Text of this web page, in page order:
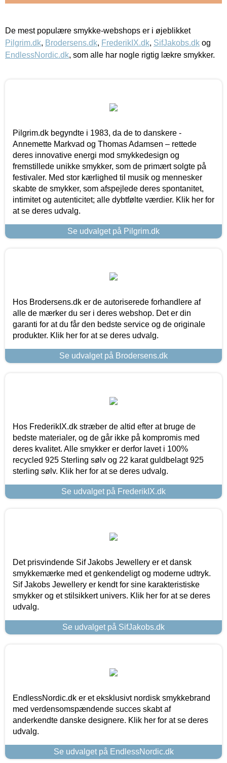
De mest populære smykke-webshops er i øjeblikket
Pilgrim.dk, Brodersens.dk, FrederikIX.dk, SifJakobs.dk og
EndlessNordic.dk, som alle har nogle rigtig lækre smykker.
Pilgrim.dk begyndte i 1983, da de to danskere -
Annemette Markvad og Thomas Adamsen – rettede
deres innovative energi mod smykkedesign og
fremstillede unikke smykker, som de primært solgte på
festivaler. Med stor kærlighed til musik og mennesker
skabte de smykker, som afspejlede deres spontanitet,
intimitet og autenticitet; alle dybtfølte værdier. Klik her for
at se deres udvalg.
Se udvalget på Pilgrim.dk
Hos Brodersens.dk er de autoriserede forhandlere af
alle de mærker du ser i deres webshop. Det er din
garanti for at du får den bedste service og de originale
produkter. Klik her for at se deres udvalg.
Se udvalget på Brodersens.dk
Hos FrederikIX.dk stræber de altid efter at bruge de
bedste materialer, og de går ikke på kompromis med
deres kvalitet. Alle smykker er derfor lavet i 100%
recycled 925 Sterling sølv og 22 karat guldbelagt 925
sterling sølv. Klik her for at se deres udvalg.
Se udvalget på FrederikIX.dk
Det prisvindende Sif Jakobs Jewellery er et dansk
smykkemærke med et genkendeligt og moderne udtryk.
Sif Jakobs Jewellery er kendt for sine karakteristiske
smykker og et stilsikkert univers. Klik her for at se deres
udvalg.
Se udvalget på SifJakobs.dk
EndlessNordic.dk er et eksklusivt nordisk smykkebrand
med verdensomspændende succes skabt af
anderkendte danske designere. Klik her for at se deres
udvalg.
Se udvalget på EndlessNordic.dk